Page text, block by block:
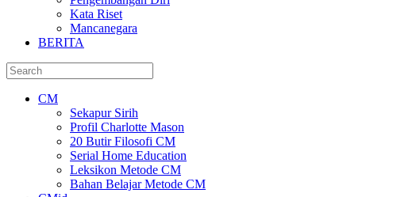
Kata Riset
Mancanegara
BERITA
CM
Sekapur Sirih
Profil Charlotte Mason
20 Butir Filosofi CM
Serial Home Education
Leksikon Metode CM
Bahan Belajar Metode CM